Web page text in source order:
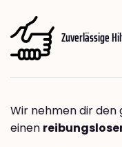
Zuverlässige
Wir nehmen dir den
einen